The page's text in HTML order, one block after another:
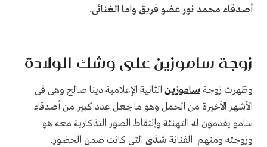
أصدقاء محمد نور عضو فريق واما الغنائى.
زوجة ساموزين على وشك الولادة
وظهرت زوجةساموزينالثانية الإعلامية دينا صالح وهى فى
الأشهر الأخيرة من الحمل وهو ما جعل عدد كبير من أصدقاء
سامو يقدمون له التهنئة وإلتقاط الصور التذكارية معه هو
وزوجته ومنهم الفنانةشذىالتى كانت ضمن الحضور.